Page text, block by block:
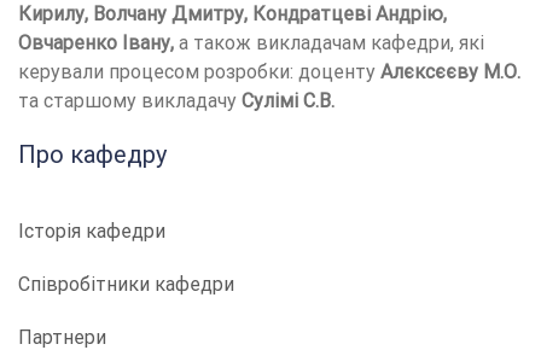
Кирилу, Волчану Дмитру, Кондратцеві Андрію,
Овчаренко Івану, а також викладачам кафедри, які
керували процесом розробки: доценту Алєксєєву М.О.
та старшому викладачу Сулімі С.В.
Про кафедру
Історія кафедри
Співробітники кафедри
Партнери